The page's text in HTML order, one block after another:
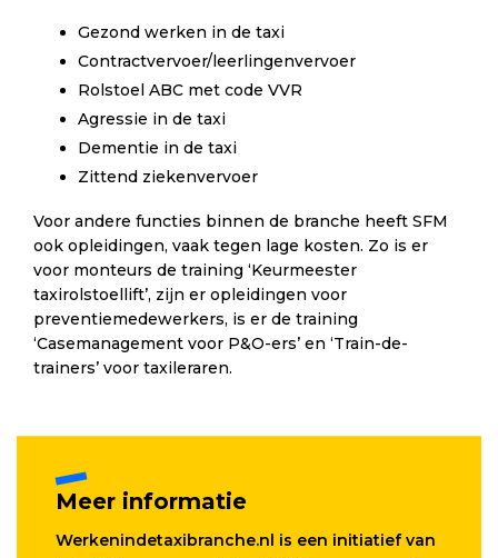
Gezond werken in de taxi
Contractvervoer/leerlingenvervoer
Rolstoel ABC met code VVR
Agressie in de taxi
Dementie in de taxi
Zittend ziekenvervoer
Voor andere functies binnen de branche heeft SFM
ook opleidingen, vaak tegen lage kosten. Zo is er
voor monteurs de training ‘Keurmeester
taxirolstoellift’, zijn er opleidingen voor
preventiemedewerkers, is er de training
‘Casemanagement voor P&O-ers’ en ‘Train-de-
trainers’ voor taxileraren.
Meer informatie
Werkenindetaxibranche.nl is een initiatief van